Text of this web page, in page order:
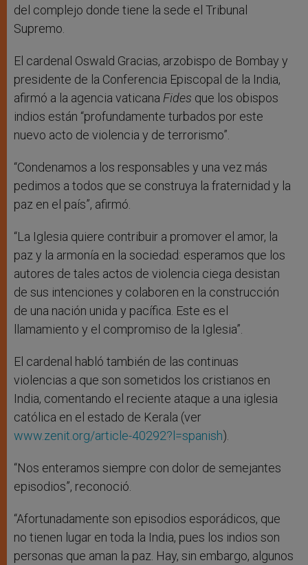
del complejo donde tiene la sede el Tribunal
Supremo.
El cardenal Oswald Gracias, arzobispo de Bombay y
presidente de la Conferencia Episcopal de la India,
afirmó a la agencia vaticana Fides que los obispos
indios están “profundamente turbados por este
nuevo acto de violencia y de terrorismo”.
“Condenamos a los responsables y una vez más
pedimos a todos que se construya la fraternidad y la
paz en el país”, afirmó.
“La Iglesia quiere contribuir a promover el amor, la
paz y la armonía en la sociedad: esperamos que los
autores de tales actos de violencia ciega desistan
de sus intenciones y colaboren en la construcción
de una nación unida y pacífica. Este es el
llamamiento y el compromiso de la Iglesia”.
El cardenal habló también de las continuas
violencias a que son sometidos los cristianos en
India, comentando el reciente ataque a una iglesia
católica en el estado de Kerala (ver
www.zenit.org/article-40292?l=spanish).
“Nos enteramos siempre con dolor de semejantes
episodios”, reconoció.
“Afortunadamente son episodios esporádicos, que
no tienen lugar en toda la India, pues los indios son
personas que aman la paz. Hay, sin embargo, algunos